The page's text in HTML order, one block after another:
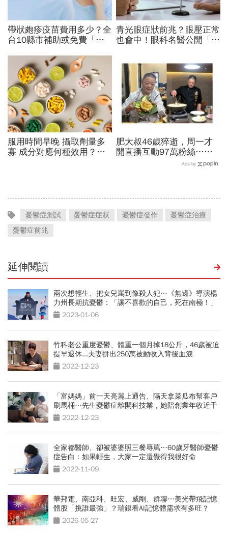
帶狀皰疹疫苗費用多少？全
台10縣市補助或免費「現
準備文件、資訊一次看
青光眼症狀前兆？眼壓正常
也會中！眼科名醫公開「護
驟」：三餐多吃「1類食
物」護眼
服用時間早晚 攝取劑量多
寡 成分對應何種效用？
肥大叔46歲猝逝，周一才
開直播互動97萬粉絲…常
連續工作17小時，死因和
Ads by
憂鬱症測試 憂鬱症症狀 憂鬱症發作
憂鬱症治療
憂鬱症前兆
延伸閱讀
兩次想輕生、把女兒罵到像殺人犯…《無邊》導演楊
力州長期抗憂鬱：「讓不喜歡的自己，死在南極！」
2023-01-06
竹科老公重度憂鬱、體重一個月掉18公斤，46歲被迫
提早退休...夫妻拼出250萬被動收入背後血淚
2022-12-23
「富媽媽」前一天亮麗上通告、隔天拿菜瓜布幫客戶
刷馬桶…先生憂鬱症離開科技業，她陪創業年收近千
萬 2022-12-23
全家都醫師、卻被婆婆照三餐辱罵…60歲牙醫師憂鬱
症告白：如果輕生，大家一定還覺得我很好命
2022-11-09
華邦電、南亞科、旺宏、威剛、群聯…美光帶飛記憶
體股「挑誰最強」？瑞銀看AI記憶體需求有多旺？
2026-05-27